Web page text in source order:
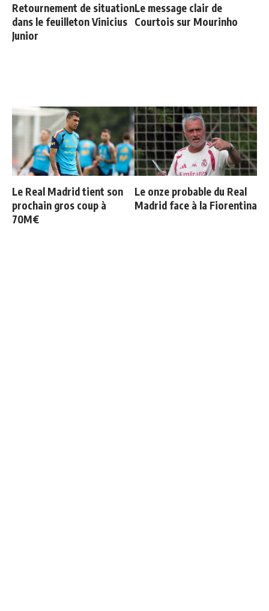
Retournement de situation
dans le feuilleton Vinicius
Junior
Le message clair de
Courtois sur Mourinho
Le Real Madrid tient son
prochain gros coup à
70M€
Le onze probable du Real
Madrid face à la Fiorentina